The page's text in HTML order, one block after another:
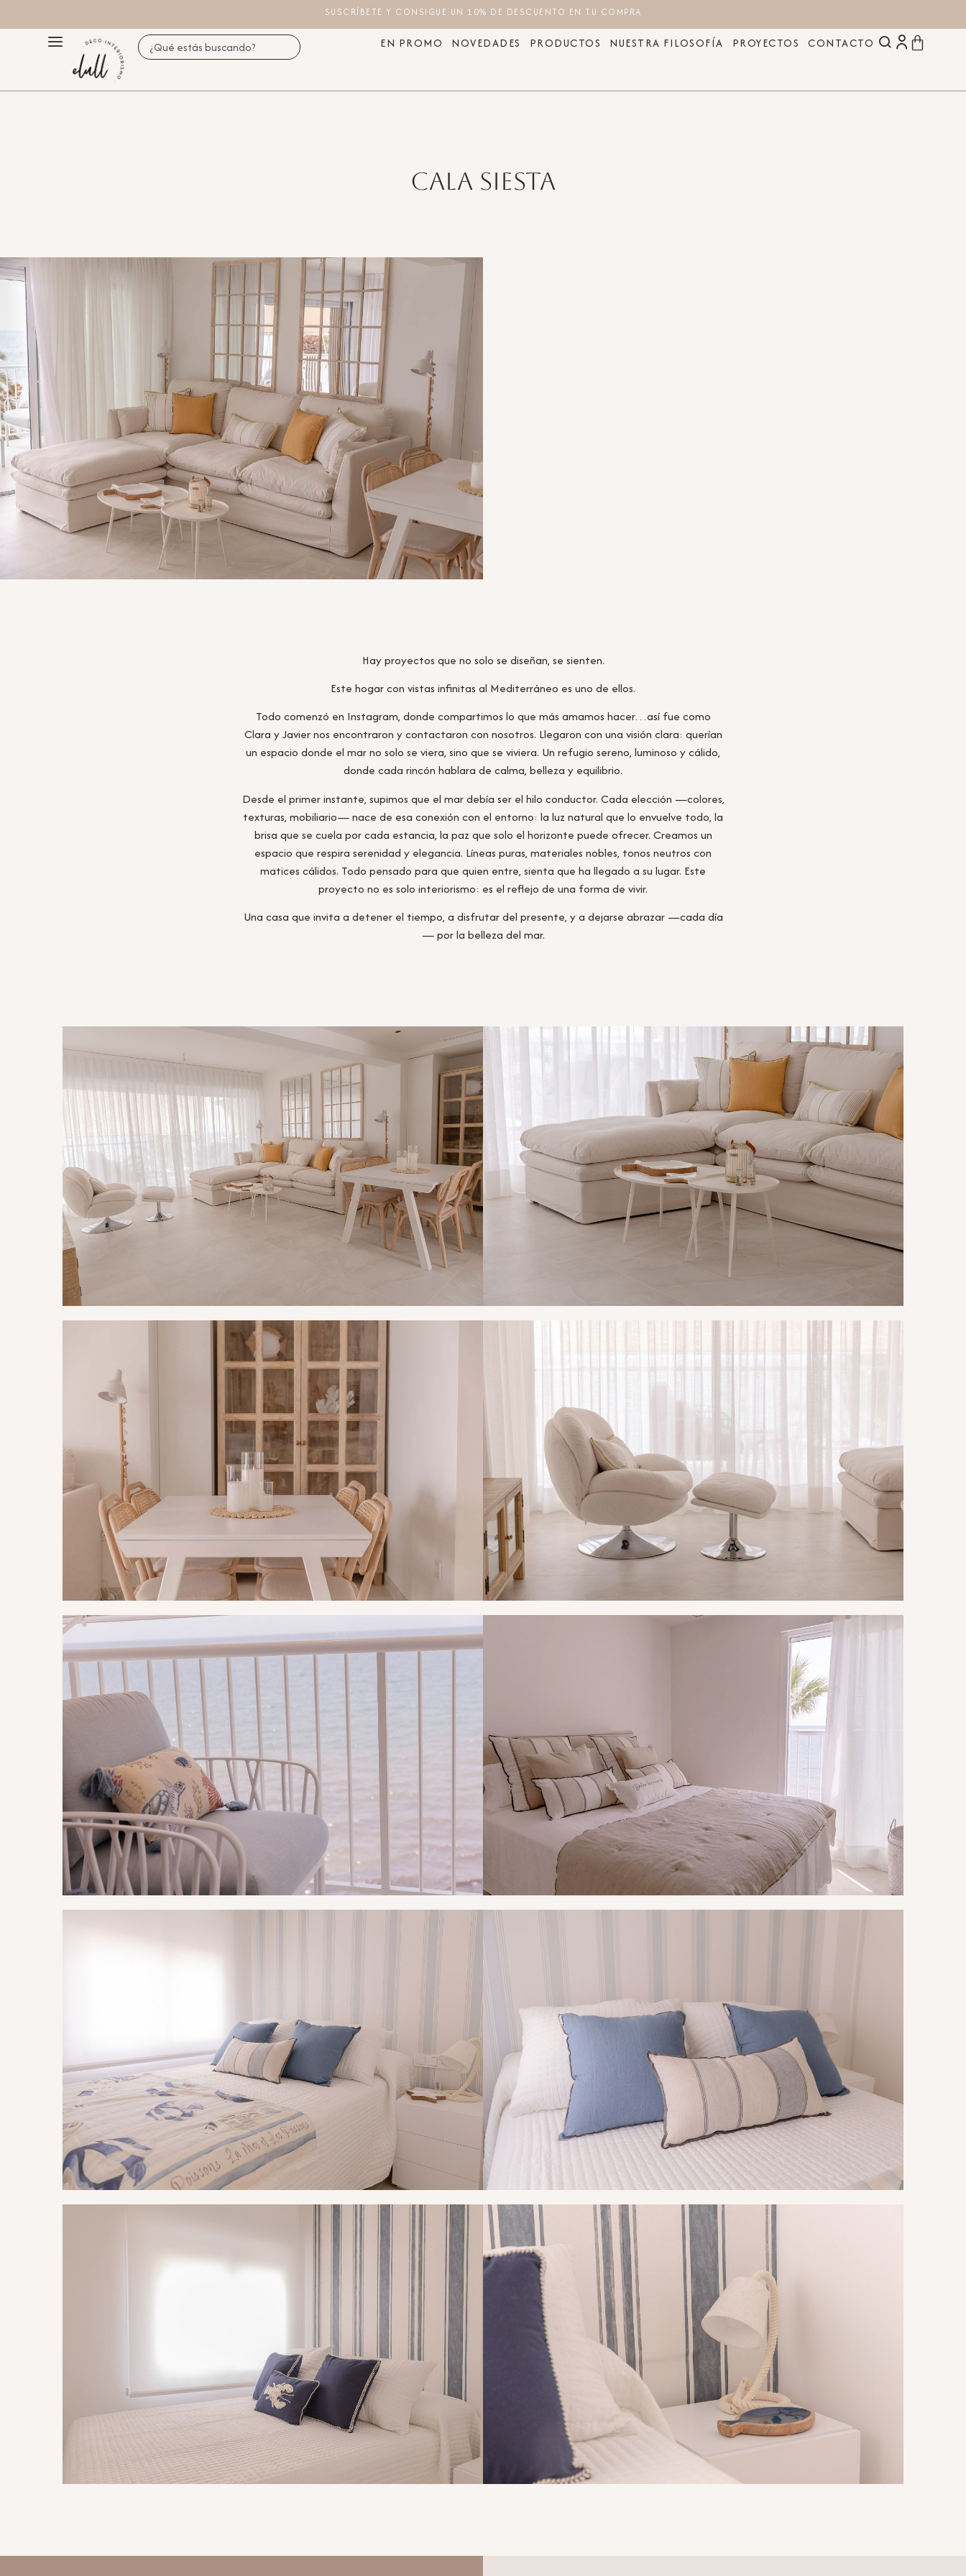
SUSCRÍBETE Y CONSIGUE UN 10% DE DESCUENTO EN TU COMPRA
EN PROMO NOVEDADES PRODUCTOS NUESTRA FILOSOFÍA PROYECTOS CONTACTO
Cala Siesta
Hay proyectos que no solo se diseñan, se sienten.
Este hogar con vistas infinitas al Mediterráneo es uno de ellos.
Todo comenzó en Instagram, donde compartimos lo que más amamos hacer…así fue como
Clara y Javier nos encontraron y contactaron con nosotros. Llegaron con una visión clara: querían
un espacio donde el mar no solo se viera, sino que se viviera. Un refugio sereno, luminoso y cálido,
donde cada rincón hablara de calma, belleza y equilibrio.
Desde el primer instante, supimos que el mar debía ser el hilo conductor. Cada elección —colores,
texturas, mobiliario— nace de esa conexión con el entorno: la luz natural que lo envuelve todo, la
brisa que se cuela por cada estancia, la paz que solo el horizonte puede ofrecer. Creamos un
espacio que respira serenidad y elegancia. Líneas puras, materiales nobles, tonos neutros con
matices cálidos. Todo pensado para que quien entre, sienta que ha llegado a su lugar. Este
proyecto no es solo interiorismo: es el reflejo de una forma de vivir.
Una casa que invita a detener el tiempo, a disfrutar del presente, y a dejarse abrazar —cada día
— por la belleza del mar.